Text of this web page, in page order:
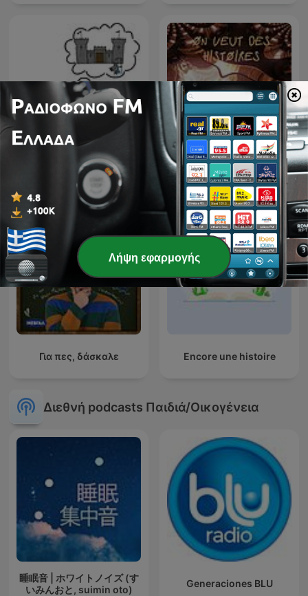
Τα παραμύθια της κυρα-
Ρήνης
On veut des histoires
Για πες, δάσκαλε Encore une histoire
Διεθνή podcasts Παιδιά/Οικογένεια
睡眠音 | ホワイトノイズ (す
いみんおと, suimin oto)
Generaciones BLU
Λήψη εφαρμογής